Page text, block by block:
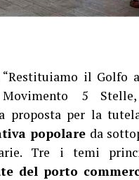
il Golfo
Movimento 5
proposta per la
popolare da
Tre i temi
del porto